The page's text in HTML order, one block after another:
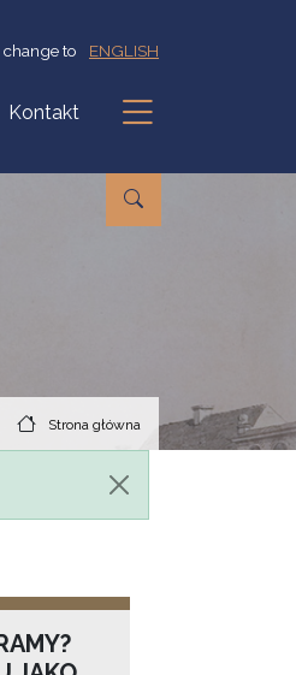
change to ENGLISH
Kontakt
Podmenu
Strona główna